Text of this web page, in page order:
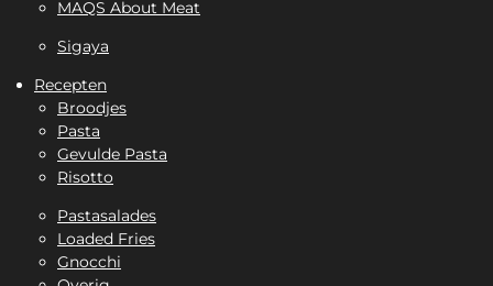
MAQS About Meat
Sigaya
Recepten
Broodjes
Pasta
Gevulde Pasta
Risotto
Pastasalades
Loaded Fries
Gnocchi